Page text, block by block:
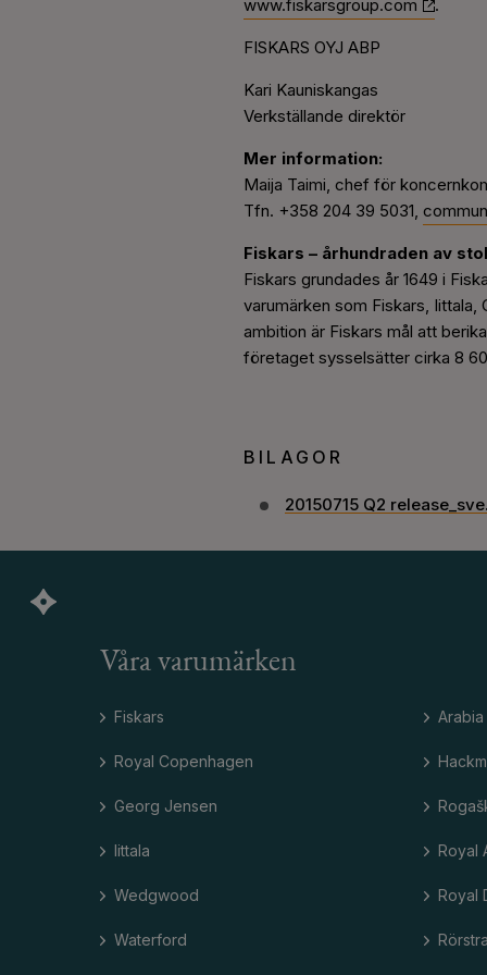
www.fiskarsgroup.com
.
FISKARS OYJ ABP
Kari Kauniskangas
Verkställande direktör
Mer information:
Maija Taimi, chef för
Tfn. +358 204 39 5031,
Fiskars – århundraden av
Fiskars grundades år 1649 i
varumärken som Fiskars,
ambition är Fiskars mål att
företaget sysselsätter cirka 8
BILAGOR
20150715 Q2
Våra varumärken
Fiskars
Royal Copenhagen
Georg Jensen
Iittala
Wedgwood
Waterford
Arabia
Royal
Royal